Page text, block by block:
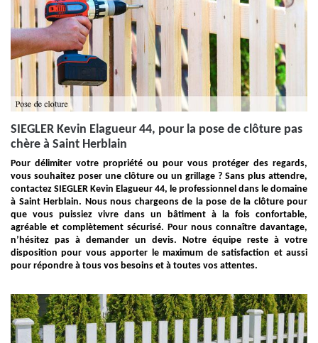
SIEGLER Kevin Elagueur 44, pour la pose de clôture pas
chère à Saint Herblain
Pour délimiter votre propriété ou pour vous protéger des regards,
vous souhaitez poser une clôture ou un grillage ? Sans plus attendre,
contactez SIEGLER Kevin Elagueur 44, le professionnel dans le domaine
à Saint Herblain. Nous nous chargeons de la pose de la clôture pour
que vous puissiez vivre dans un bâtiment à la fois confortable,
agréable et complètement sécurisé. Pour nous connaître davantage,
n’hésitez pas à demander un devis. Notre équipe reste à votre
disposition pour vous apporter le maximum de satisfaction et aussi
pour répondre à tous vos besoins et à toutes vos attentes.